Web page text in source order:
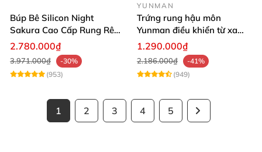
Búp Bê Silicon Night
Sakura Cao Cấp Rung Rên
Thực Tế
2.780.000₫
3.971.000₫
-30%
(953)
YUNMAN
Trứng rung hậu môn
Yunman điều khiển từ xa
quai đeo kích thích
1.290.000₫
2.186.000₫
-41%
(949)
1 2 3 4 5